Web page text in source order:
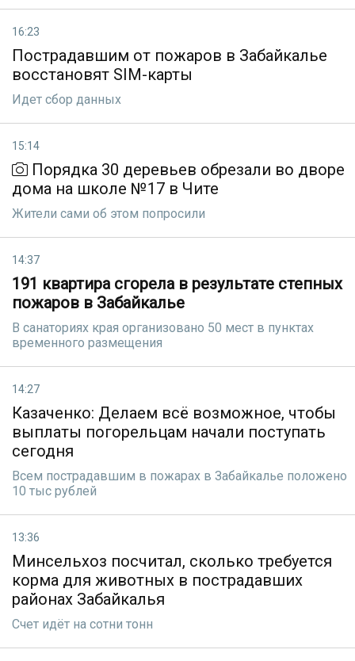
16:23
Пострадавшим от пожаров в Забайкалье
восстановят SIM-карты
Идет сбор данных
15:14
Порядка 30 деревьев обрезали во дворе
дома на школе №17 в Чите
Жители сами об этом попросили
14:37
191 квартира сгорела в результате степных
пожаров в Забайкалье
В санаториях края организовано 50 мест в пунктах
временного размещения
14:27
Казаченко: Делаем всё возможное, чтобы
выплаты погорельцам начали поступать
сегодня
Всем пострадавшим в пожарах в Забайкалье положено
10 тыс рублей
13:36
Минсельхоз посчитал, сколько требуется
корма для животных в пострадавших
районах Забайкалья
Счет идёт на сотни тонн